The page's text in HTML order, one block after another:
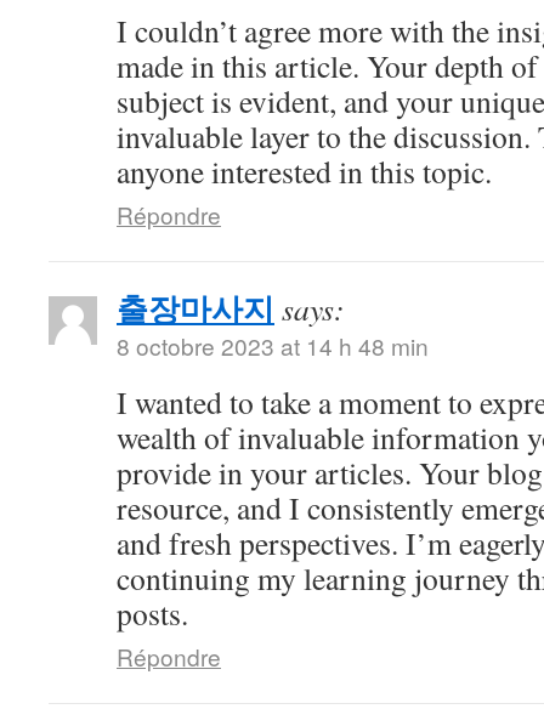
I couldn’t agree more with the
made in this article. Your depth
subject is evident, and your
invaluable layer to the
anyone interested in this topic.
Répondre
출장마사지 says:
8 octobre 2023 at 14 h 48 min
I wanted to take a moment to
wealth of invaluable information
provide in your articles. Your
resource, and I consistently
and fresh perspectives. I’m
continuing my learning journey
posts.
Répondre